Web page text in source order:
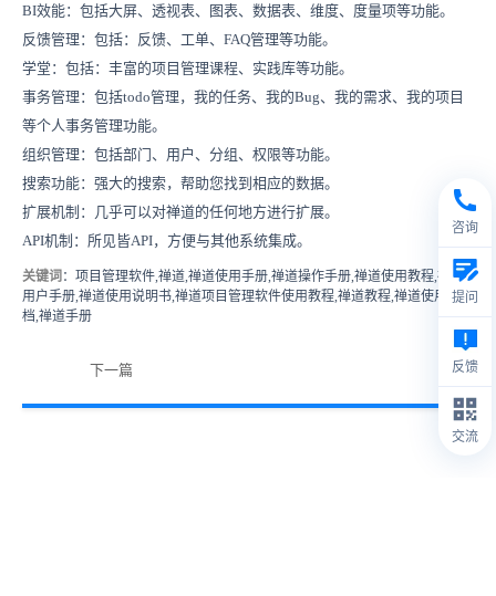
BI效能： 包括大屏、透视表、图表、数据表、维度、度量项等功能。
反馈管理：包括：反馈、工单、FAQ管理等功能。
学堂：包括：丰富的项目管理课程、实践库等功能。
事务管理：包括todo管理，我的任务、我的Bug、我的需求、我的项目
等个人事务管理功能。
组织管理：包括部门、用户、分组、权限等功能。
搜索功能：强大的搜索，帮助您找到相应的数据。
扩展机制：几乎可以对禅道的任何地方进行扩展。
API机制：所见皆API，方便与其他系统集成。
关键词 ：项目管理软件,禅道,禅道使用手册,禅道操作手册,禅道使用教程,禅道
用户手册,禅道使用说明书,禅道项目管理软件使用教程,禅道教程,禅道使用文
档,禅道手册
下一篇
咨询
提问
反馈
交流